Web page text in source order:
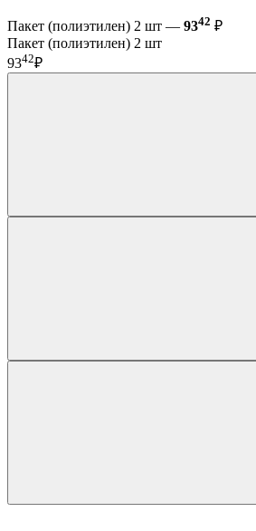
Пакет (полиэтилен) 2 шт — 9342 ₽
Пакет (полиэтилен) 2 шт
9342₽